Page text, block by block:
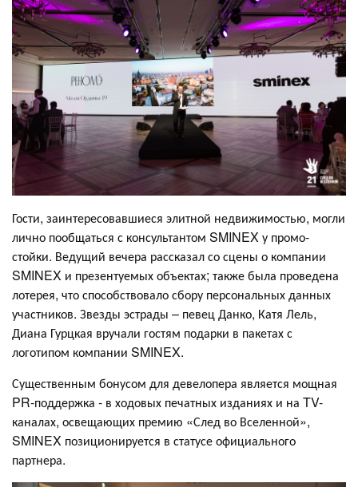
Гости, заинтересовавшиеся элитной недвижимостью, могли
лично пообщаться с консультантом SMINEX у промо-
стойки. Ведущий вечера рассказал со сцены о компании
SMINEX и презентуемых объектах; также была проведена
лотерея, что способствовало сбору персональных данных
участников. Звезды эстрады – певец Данко, Катя Лель,
Диана Гурцкая вручали гостям подарки в пакетах с
логотипом компании SMINEX.
Существенным бонусом для девелопера является мощная
PR-поддержка - в ходовых печатных изданиях и на TV-
каналах, освещающих премию «След во Вселенной»,
SMINEX позиционируется в статусе официального
партнера.